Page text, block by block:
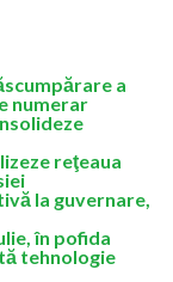
a
numerar
reţeaua
la guvernare,
în pofida
tehnologie